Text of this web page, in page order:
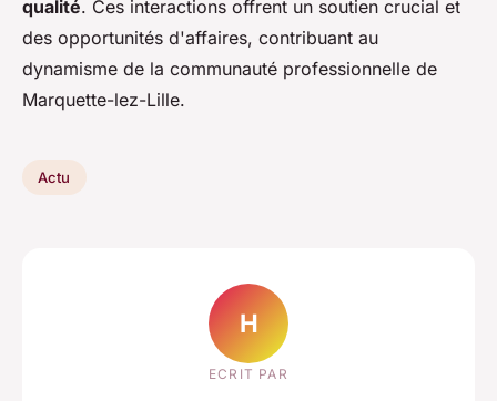
qualité. Ces interactions offrent un soutien crucial et
des opportunités d'affaires, contribuant au
dynamisme de la communauté professionnelle de
Marquette-lez-Lille.
Actu
H
ECRIT PAR